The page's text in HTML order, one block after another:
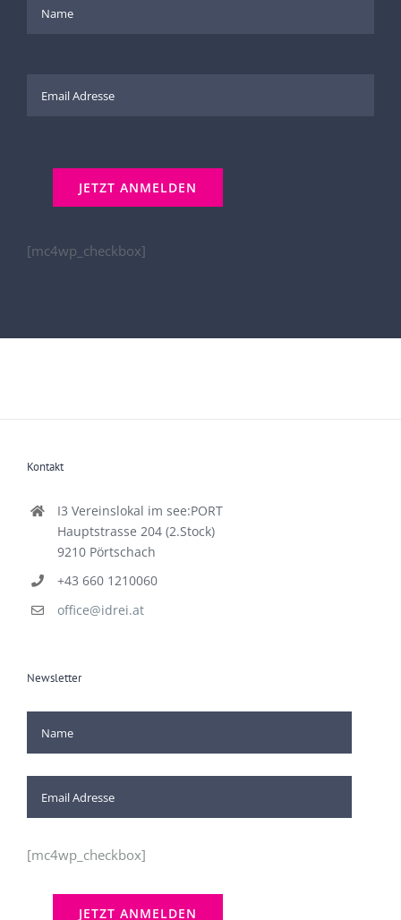
[mc4wp_checkbox]
Kontakt
I3 Vereinslokal im see:PORT
Hauptstrasse 204 (2.Stock)
9210 Pörtschach
+43 660 1210060
office@idrei.at
Newsletter
[mc4wp_checkbox]